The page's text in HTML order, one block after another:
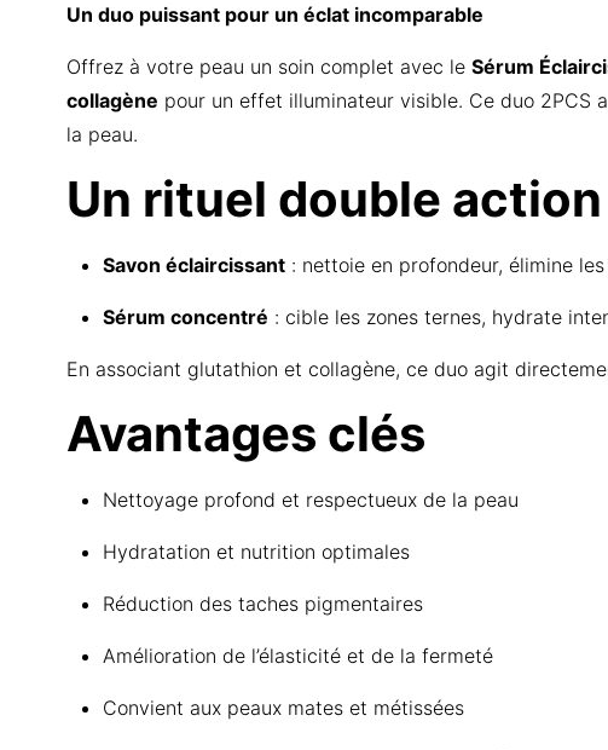
Un duo puissant pour un éclat incomparable
Offrez à votre peau un soin complet avec le Sérum
collagène pour un effet illuminateur visible. Ce duo
la peau.
Un rituel double action
Savon éclaircissant: nettoie en profondeur, élimine
Sérum concentré : cible les zones ternes, hydrate
En associant glutathion et collagène, ce duo agit
Avantages clés
Nettoyage profond et respectueux de la peau
Hydratation et nutrition optimales
Réduction des taches pigmentaires
Amélioration de l’élasticité et de la fermeté
Convient aux peaux mates et métissées